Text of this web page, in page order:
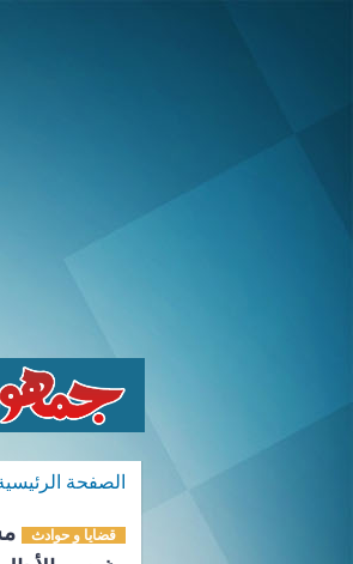
الصفحة
قضايا و حوادث